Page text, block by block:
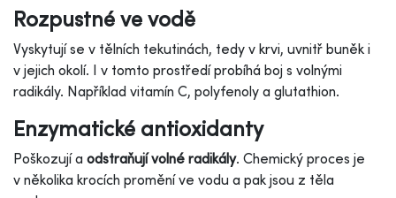
Rozpustné ve vodě
Vyskytují se v tělních tekutinách, tedy v krvi, uvnitř buněk i
v jejich okolí. I v tomto prostředí probíhá boj s volnými
radikály. Například vitamín C, polyfenoly a glutathion.
Enzymatické antioxidanty
Poškozují a odstraňují volné radikály. Chemický proces je
v několika krocích promění ve vodu a pak jsou z těla